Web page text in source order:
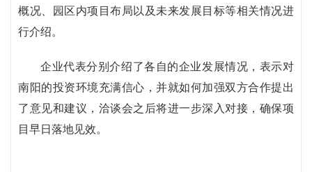
概况、园区内项目布局以及未来发展目标等相关情况进
行介绍。
企业代表分别介绍了各自的企业发展情况，表示对
南阳的投资环境充满信心，并就如何加强双方合作提出
了意见和建议，洽谈会之后将进一步深入对接，确保项
目早日落地见效。